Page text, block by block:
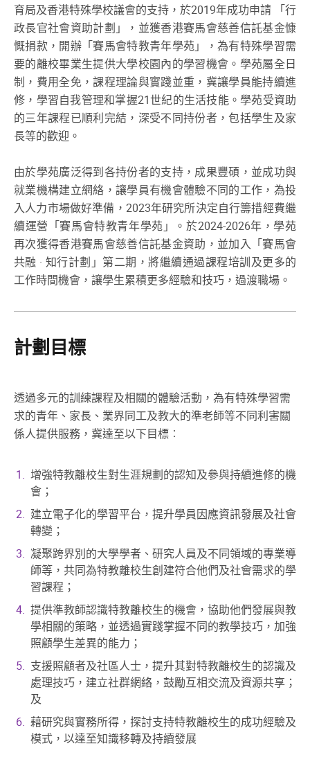
育局及香港特殊學校議會的支持，於2019年成功申請 「行
政長官社會資助計劃」，並獲香港賽馬會慈善信託基金慷
慨捐款，開辦「賽馬會特教青年學苑」，為有特殊學習需
要的離校畢業生提供大學校園內的學習機會。學苑屬全日
制，費用全免，課程理論與實踐並重，冀讓學員能持續進
修，學習自我管理和掌握21世紀的生活技能。學苑受資助
的三年課程已順利完結，深受不同持份者，包括學生及家
長等的歡迎。
由於學苑廣泛得到各持份者的支持，成果豐碩，並成功與
就業機構建立網絡，讓學員有機會體驗不同的工作，為投
入人力市場做好準備，2023年研究所決定自行籌措經費繼
續運營「賽馬會特教青年學苑」。於2024-2026年，學苑
再次獲得香港賽馬會慈善信託基金資助，並加入「賽馬會
共融 · 知行計劃」第二期，將繼續通過課程培訓及更多的
工作時間機會，讓學生累積更多經驗和技巧，過渡職場。
計劃目標
透過多元的訓練課程及相關的體驗活動，為有特殊學習需
求的青年、家長、業界同工及教大的準老師等不同利害關
係人提供服務，冀達至以下目標︰
增強特教離校生對生涯規劃的認知及參與持續進修的機
會；
建立電子化的學習平台，提升學員因應資訊發展及社會
轉變；
凝聚跨界別的大學學者、研究人員及不同領域的專業導
師等，共同為特教離校生創建符合他們及社會需求的學
習課程；
提供準教師認識特教離校生的機會，協助他們發展與教
學相關的策略，並透過實踐掌握不同的教學技巧，加強
照顧學生差異的能力；
支援照顧者及社區人士，提升其對特教離校生的認識及
處理技巧，建立社群網絡，鼓勵互相交流及資源共享；
及
藉研究與實務所得，探討支持特教離校生的成功經驗及
模式，以達至知識移轉及持續發展